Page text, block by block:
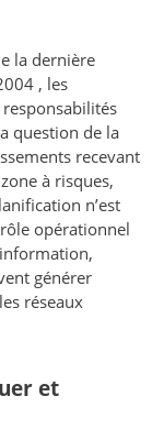
la dernière
, les
question de la
recevant
à risques,
n’est
opérationnel
générer
réseaux
et